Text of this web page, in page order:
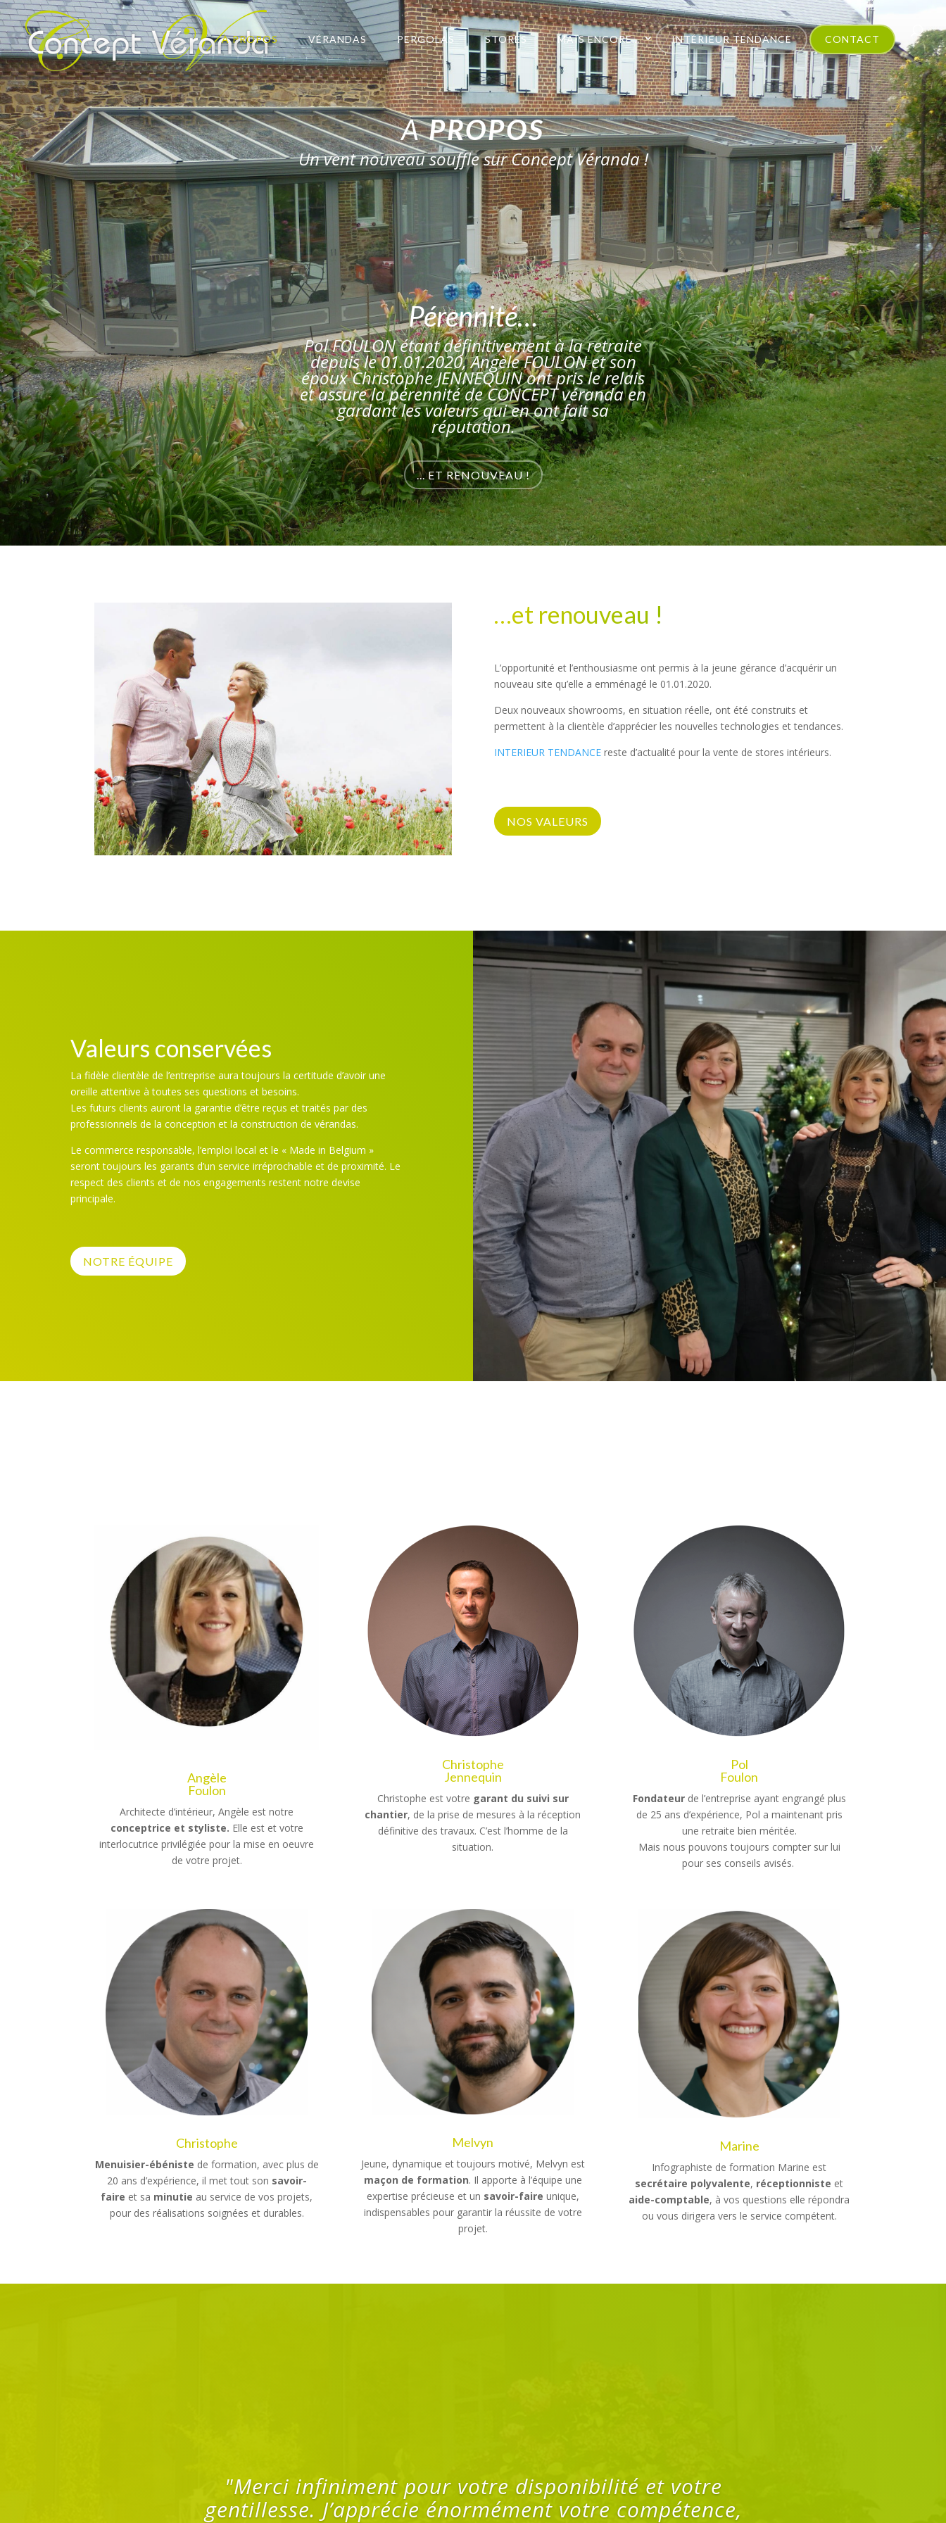
À PROPOS VÉRANDAS PERGOLAS STORES MAIS ENCORE… INTÉRIEUR TENDANCE CONTACT
APROPOS
Un vent nouveau souffle sur Concept Véranda !
Pérennité…
Pol FOULON étant définitivement à la retraite
depuis le 01.01.2020, Angèle FOULON et son
époux Christophe JENNEQUIN ont pris le relais
et assure la pérennité de CONCEPT véranda en
gardant les valeurs qui en ont fait sa
réputation.
... ET RENOUVEAU !
…et renouveau !
L’opportunité et l’enthousiasme ont permis à la jeune gérance d’acquérir un
nouveau site qu’elle a emménagé le 01.01.2020.
Deux nouveaux showrooms, en situation réelle, ont été construits et
permettent à la clientèle d’apprécier les nouvelles technologies et tendances.
INTERIEUR TENDANCEreste d’actualité pour la vente de stores intérieurs.
NOS VALEURS
Valeurs conservées
La fidèle clientèle de l’entreprise aura toujours la certitude d’avoir une
oreille attentive à toutes ses questions et besoins.
Les futurs clients auront la garantie d’être reçus et traités par des
professionnels de la conception et la construction de vérandas.
Le commerce responsable, l’emploi local et le « Made in Belgium »
seront toujours les garants d’un service irréprochable et de proximité. Le
respect des clients et de nos engagements restent notre devise
principale.
NOTRE ÉQUIPE
Angèle
Foulon
Architecte d’intérieur, Angèle est notre
conceptrice et styliste. Elle est et votre
interlocutrice privilégiée pour la mise en oeuvre
de votre projet.
Christophe
Jennequin
Christophe est votre garant du suivi sur
chantier, de la prise de mesures à la réception
définitive des travaux. C’est l’homme de la
situation.
Pol
Foulon
Fondateurde l’entreprise ayant engrangé plus
de 25 ans d’expérience, Pol a maintenant pris
une retraite bien méritée.
Mais nous pouvons toujours compter sur lui
pour ses conseils avisés.
Christophe
Menuisier-ébéniste de formation, avec plus de
20 ans d’expérience, il met tout son savoir-
faire et sa minutie au service de vos projets,
pour des réalisations soignées et durables.
Melvyn
Jeune, dynamique et toujours motivé, Melvyn est
maçon de formation. Il apporte à l’équipe une
expertise précieuse et un savoir-faire unique,
indispensables pour garantir la réussite de votre
projet.
Marine
Infographiste de formation Marine est
secrétaire polyvalente, réceptionniste et
aide-comptable, à vos questions elle répondra
ou vous dirigera vers le service compétent.
Vous avez très bien compris notre demande et proposé